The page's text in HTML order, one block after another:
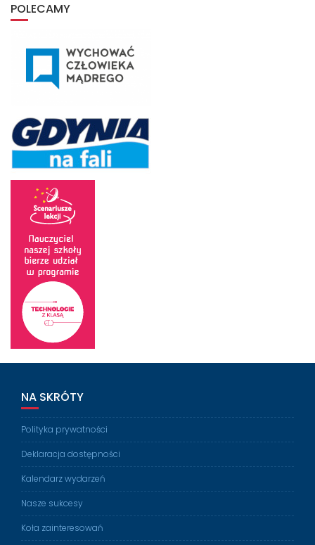
POLECAMY
NA SKRÓTY
Polityka prywatności
Deklaracja dostępności
Kalendarz wydarzeń
Nasze sukcesy
Koła zainteresowań